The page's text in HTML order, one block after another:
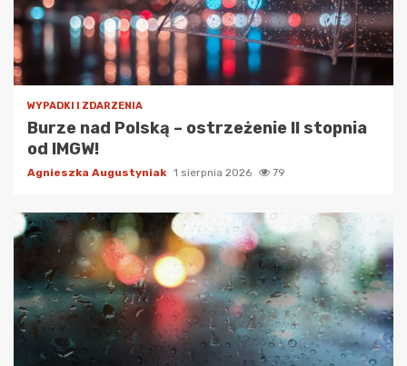
WYPADKI I ZDARZENIA
Burze nad Polską – ostrzeżenie II stopnia
od IMGW!
Agnieszka Augustyniak 1 sierpnia 2026 79